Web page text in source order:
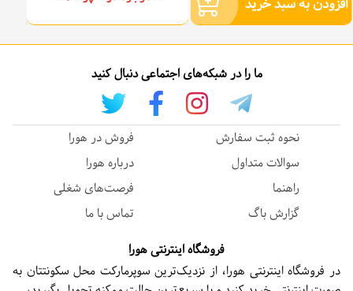
افزودن به سبد خرید
ما را در شبکه‌های اجتماعی دنبال کنید
نحوه ثبت سفارش
سوالات متداول
راهنما
گزارش باگ
فروش در هورا
درباره هورا
فرصت‌های شغلی
تماس با ما
فروشگاه اینترنتی هورا
در فروشگاه اینترنتی هورا، از نزدیک‌ترین سوپرمارکت محل سکونتتان به